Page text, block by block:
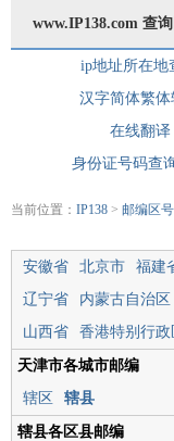
www.IP138.com 查询
ip地址所在地
汉字简体繁体
在线翻译
身份证号码查
当前位置： IP138 > 邮编区号
安徽省 北京市 福建
辽宁省
内蒙古自治区
山西省
香港特别行政
天津市各城市邮编
辖区
辖县
辖县各区县邮编